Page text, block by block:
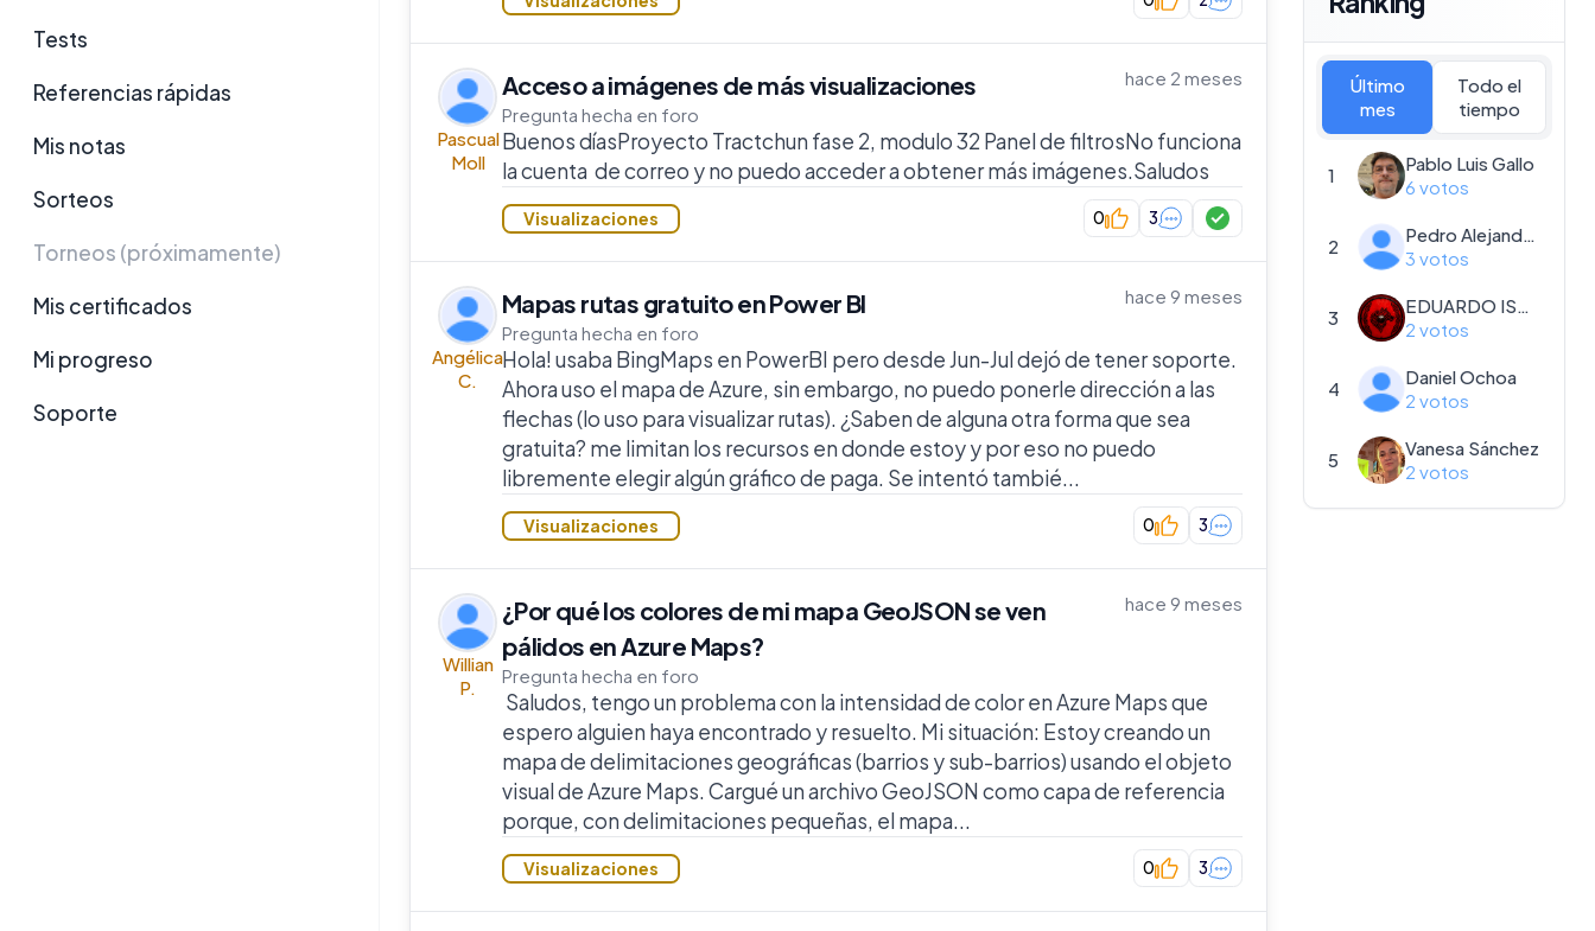
Tests
Referencias rápidas
Mis notas
Sorteos
Torneos (próximamente)
Mis certificados
Mi progreso
Soporte
Último
mes
Todo el
tiempo
1
Pablo Luis Gallo
6 votos
2
Pedro Alejandro Farías Quiroz
3 votos
3
EDUARDO ISRAEL CASTRO FIGUEROA
2 votos
4
Daniel Ochoa
2 votos
5
Vanesa Sánchez
2 votos
Pascual
Moll
Acceso a imágenes de más visualizaciones
Pregunta hecha en foro
hace 2 meses
Buenos díasProyecto Tractchun fase 2, modulo 32 Panel de filtrosNo funciona
la cuenta de correo y no puedo acceder a obtener más imágenes.Saludos
Visualizaciones 0 3
Angélica
C.
Mapas rutas gratuito en Power BI
Pregunta hecha en foro
hace 9 meses
Hola! usaba BingMaps en PowerBI pero desde Jun-Jul dejó de tener soporte.
Ahora uso el mapa de Azure, sin embargo, no puedo ponerle dirección a las
flechas (lo uso para visualizar rutas). ¿Saben de alguna otra forma que sea
gratuita? me limitan los recursos en donde estoy y por eso no puedo
libremente elegir algún gráfico de paga. Se intentó tambié...
Visualizaciones 0 3
Willian
P.
¿Por qué los colores de mi mapa GeoJSON se ven
pálidos en Azure Maps?
Pregunta hecha en foro
hace 9 meses
Saludos, tengo un problema con la intensidad de color en Azure Maps que
espero alguien haya encontrado y resuelto. Mi situación: Estoy creando un
mapa de delimitaciones geográficas (barrios y sub-barrios) usando el objeto
visual de Azure Maps. Cargué un archivo GeoJSON como capa de referencia
porque, con delimitaciones pequeñas, el mapa...
Visualizaciones 0 3